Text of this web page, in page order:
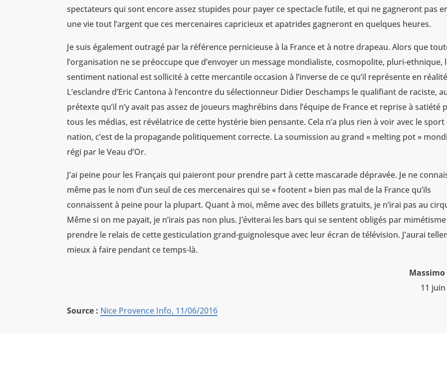
spectateurs qui sont encore assez stupides pour payer ce spectacle futile, et qui ne gagneront pas
une vie tout l’argent que ces mercenaires capricieux et apatrides gagneront en quelques heures.
Je suis également outragé par la référence pernicieuse à la France et à notre drapeau. Alors que
l’organisation ne se préoccupe que d’envoyer un message mondialiste, cosmopolite, pluri-ethnique,
sentiment national est sollicité à cette mercantile occasion à l’inverse de ce qu’il représente en
L’esclandre d’Eric Cantona à l’encontre du sélectionneur Didier Deschamps le qualifiant de raciste,
prétexte qu’il n’y avait pas assez de joueurs maghrébins dans l’équipe de France et reprise à satiété
tous les médias, est révélatrice de cette hystérie bien pensante. Cela n’a plus rien à voir avec le sport
nation, c’est de la propagande politiquement correcte. La soumission au grand « melting pot »
régi par le Veau d’Or.
J’ai peine pour les Français qui paieront pour prendre part à cette mascarade dépravée. Je ne
même pas le nom d’un seul de ces mercenaires qui se « footent » bien pas mal de la France qu’ils
connaissent à peine pour la plupart. Quant à moi, même avec des billets gratuits, je n’irai pas au
Même si on me payait, je n’irais pas non plus. J’éviterai les bars qui se sentent obligés par
prendre le relais de cette gesticulation grand-guignolesque avec leur écran de télévision. J’aurai
mieux à faire pendant ce temps-là.
Massimo
11
Source : Nice Provence Info, 11/06/2016